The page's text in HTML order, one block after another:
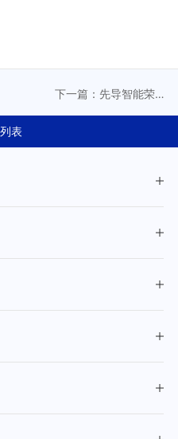
下一篇：先导智能荣膺
表